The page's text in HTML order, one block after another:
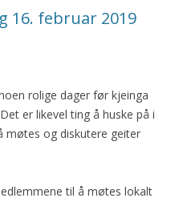
16. februar 2019
rolige dager før kjeinga
er likevel ting å huske på i
møtes og diskutere geiter
til å møtes lokalt